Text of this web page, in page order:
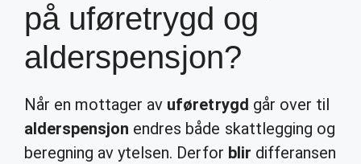
på uføretrygd og
alderspensjon?
Når en mottager av uføretrygd går over til
alderspensjon endres både skattlegging og
beregning av ytelsen. Derfor blir differansen